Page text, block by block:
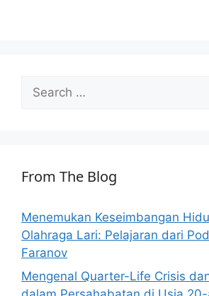
for:
From The Blog
Menemukan Keseimbangan
Olahraga Lari: Pelajaran dari
Faranov
Mengenal Quarter-Life Crisis